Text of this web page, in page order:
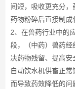
间短，吸收更充分
药物粉碎后直接制成
2、在兽药行业中的
段，（中药）兽药
决药物残留、提高
自动饮水机供畜正
而导致药效降低的问